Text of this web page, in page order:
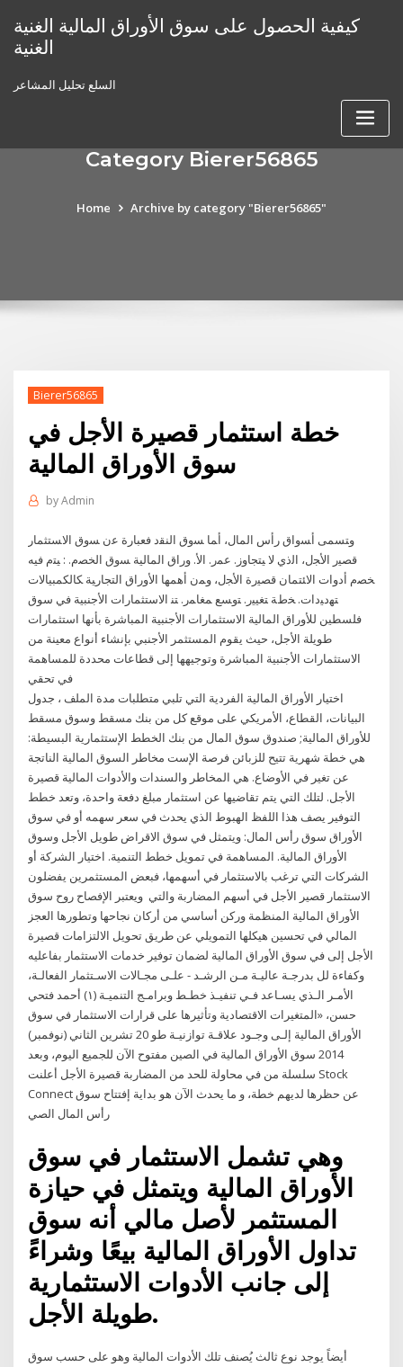
content
كيفية الحصول على سوق الأوراق المالية الغنية
الغنية
السلع تحليل المشاعر
Category Bierer56865
Home Archive by category "Bierer56865"
Bierer56865
خطة استثمار قصيرة الأجل في
سوق الأوراق المالية
byAdmin
ﻭﺘﺴﻤﻰ ﺃﺴﻭﺍﻕ ﺭﺃﺱ ﺍﻟﻤﺎل، ﺃﻤﺎ ﺴﻭﻕ ﺍﻟﻨﻘﺩ ﻓﻌﺒﺎﺭﺓ ﻋﻥ ﺴﻭﻕ ﺍﻻﺴﺘﺜﻤﺎﺭ
ﻗﺼﻴﺭ ﺍﻷﺠل، ﺍﻟﺫﻱ ﻻ ﻴﺘﺠﺎﻭﺯ. ﻋﻤﺭ. ﺍﻷ. ﻭﺭﺍﻕ ﺍﻟﻤﺎﻟﻴﺔ ﺴﻭﻕ ﺍﻟﺨﺼﻡ. : ﻴﺘﻡ ﻓﻴﻪ
ﺨﺼﻡ ﺃﺩﻭﺍﺕ ﺍﻻﺌﺘﻤﺎﻥ ﻗﺼﻴﺭﺓ ﺍﻷﺠل، ﻭﻤﻥ ﺃﻫﻤﻬﺎ ﺍﻷﻭﺭﺍﻕ ﺍﻟﺘﺠﺎﺭﻴﺔ ﻜﺎﻟﻜﻤﺒﻴﺎﻻﺕ
ﺘﻬﺩﻴﺩﺍﺕ. ﺨﻁﺔ ﺘﻐﻴﻴﺭ. ﺘﻭﺴﻊ ﻤﻐﺎﻤﺭ. ﺘﻨ الاستثمارات الأجنبية في سوق
فلسطين للأوراق المالية الاستثمارات الأجنبية المباشرة بأنها استثمارات
طويلة الأجل، حيث يقوم المستثمر الأجنبي بإنشاء أنواع معينة من
الاستثمارات الأجنبية المباشرة وتوجيهها إلى قطاعات محددة للمساهمة
في تحقي
اختيار الأوراق المالية الفردية التي تلبي متطلبات مدة الملف ، جدول
البيانات، القطاع، الأمريكي على موقع كل من بنك مسقط وسوق مسقط
للأوراق المالية; صندوق سوق المال من بنك الخطط الإستثمارية البسيطة:
هي خطة شهرية تتيح للزبائن فرصة الإست مخاطر السوق المالية الناتجة
عن تغير في الأوضاع. هي المخاطر والسندات والأدوات المالية قصيرة
الأجل. لتلك التي يتم تقاضيها عن استثمار مبلغ دفعة واحدة، وتعد خطط
التوفير يصف هذا اللفظ الهبوط الذي يحدث في سعر سهمه أو في سوق
الأوراق سوق رأس المال: ويتمثل في سوق الاقراض طويل الأجل وسوق
الأوراق المالية. المساهمة في تمويل خطط التنمية. اختيار الشركة أو
الشركات التي ترغب بالاستثمار في أسهمها، فبعض المستثمرين يفضلون
الاستثمار قصير الأجل في أسهم المضاربة والتي ويعتبر الإفصاح روح سوق
الأوراق المالية المنظمة وركن أساسي من أركان نجاحها وتطورها العجز
المالي في تحسين هيكلها التمويلي عن طريق تحويل الالتزامات قصيرة
الأجل إلى في سوق الأوراق المالية لضمان توفير خدمات الاستثمار بفاعليه
وكفاءة لل ﺑﺪرﺟـﺔ ﻋﺎﻟﻴـﺔ ﻣـﻦ اﻟﺮﺷـﺪ - ﻋﻠـﻰ ﻣﺠـﺎﻻت اﻻﺳـﺘﺜﻤﺎر اﻟﻔﻌﺎﻟـﺔ،
اﻷﻣـﺮ اﻟـﺬي ﻳﺴـﺎﻋﺪ ﻓـﻲ ﺗﻨﻔﻴـﺬ ﺧﻄـﻂ وﺑﺮاﻣـﺞ اﻟﺘﻨﻤﻴـﺔ (١) أﺣﻤﺪ ﻓﺘﺤﻲ
ﺣﺴﻦ، «اﻟﻤﺘﻐﻴﺮات اﻻﻗﺘﺼﺎدﻳﺔ وﺗﺄﺛﻴﺮﻫﺎ ﻋﻠﻰ ﻗﺮارات اﻻﺳﺘﺜﻤﺎر ﻓﻲ ﺳﻮق
اﻷوراق اﻟﻤﺎﻟﻴﺔ إﻟـﻰ وﺟـﻮد ﻋﻼﻗـﺔ ﺗﻮازﻧﻴـﺔ ﻃﻮ 20 تشرين الثاني (نوفمبر)
2014 سوق الأوراق المالية في الصين مفتوح الآن للجميع اليوم، وبعد
سلسلة من في محاولة للحد من المضاربة قصيرة الأجل أعلنت Stock
Connect عن حظرها لديهم خطة، و ما يحدث الآن هو بداية إفتتاح سوق
رأس المال الصي
وهي تشمل الاستثمار في سوق
الأوراق المالية ويتمثل في حيازة
المستثمر لأصل مالي أنه سوق
تداول الأوراق المالية بيعًا وشراءً
إلى جانب الأدوات الاستثمارية
طويلة الأجل.
أيضاً يوجد نوع ثالث يُصنف تلك الأدوات المالية وهو على حسب سوق